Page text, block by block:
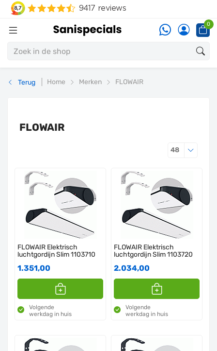
0
Terug Home Merken FLOWAIR
FLOWAIR
48Producten
FLOWAIR Elektrisch
luchtgordijn Slim 1103710
1.351,00
Volgende
werkdag in huis
FLOWAIR Elektrisch
luchtgordijn Slim 1103720
2.034,00
Volgende
werkdag in huis